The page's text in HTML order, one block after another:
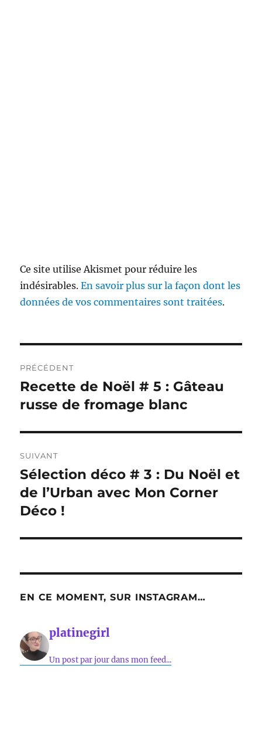
Ce site utilise Akismet pour réduire les
indésirables.En savoir plus sur la façon dont les
données de vos commentaires sont traitées.
de
l’article
PRÉCÉDENT
Publication
précédente :
Recette de Noël # 5 : Gâteau
russe de fromage blanc
SUIVANT
Publication
suivante :
Sélection déco # 3 : Du Noël et
de l’Urban avec Mon Corner
Déco !
EN CE MOMENT, SUR INSTAGRAM…
platinegirl
Un post par jour dans mon feed...